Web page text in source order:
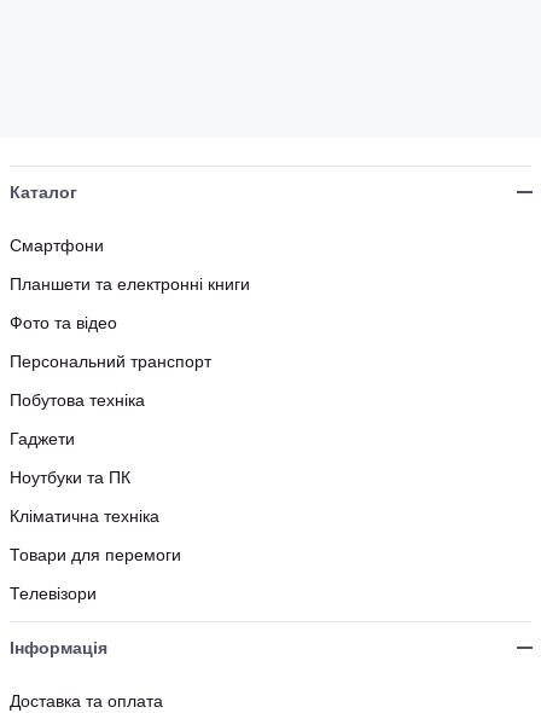
Каталог
Смартфони
Планшети та електронні книги
Фото та відео
Персональний транспорт
Побутова техніка
Гаджети
Ноутбуки та ПК
Кліматична техніка
Товари для перемоги
Телевізори
Інформація
Доставка та оплата